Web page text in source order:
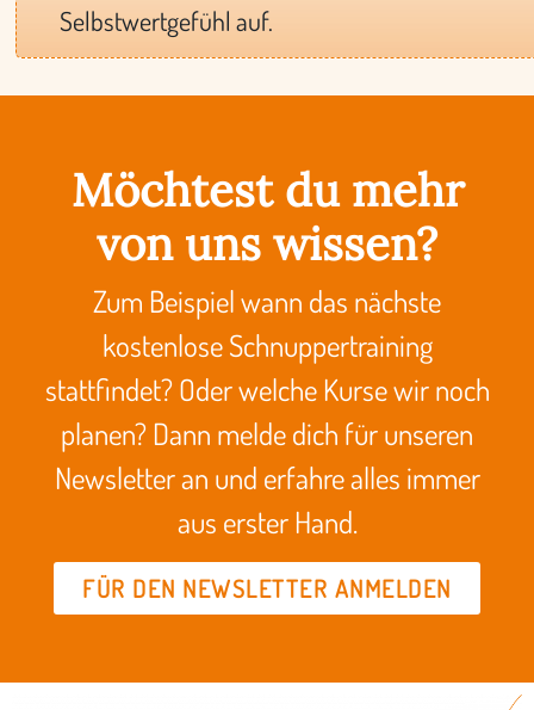
Selbstwertgefühl auf.
Möchtest du mehr
von uns wissen?
Zum Beispiel wann das nächste
kostenlose Schnuppertraining
stattfindet? Oder welche Kurse wir noch
planen? Dann melde dich für unseren
Newsletter an und erfahre alles immer
aus erster Hand.
FÜR DEN NEWSLETTER ANMELDEN